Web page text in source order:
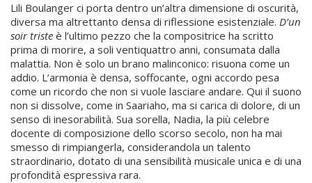
Lili Boulanger ci porta dentro un’altra dimensione di oscurità,
diversa ma altrettanto densa di riflessione esistenziale. D’un
soir triste è l’ultimo pezzo che la compositrice ha scritto
prima di morire, a soli ventiquattro anni, consumata dalla
malattia. Non è solo un brano malinconico: risuona come un
addio. L’armonia è densa, soffocante, ogni accordo pesa
come un ricordo che non si vuole lasciare andare. Qui il suono
non si dissolve, come in Saariaho, ma si carica di dolore, di un
senso di inesorabilità. Sua sorella, Nadia, la più celebre
docente di composizione dello scorso secolo, non ha mai
smesso di rimpiangerla, considerandola un talento
straordinario, dotato di una sensibilità musicale unica e di una
profondità espressiva rara.